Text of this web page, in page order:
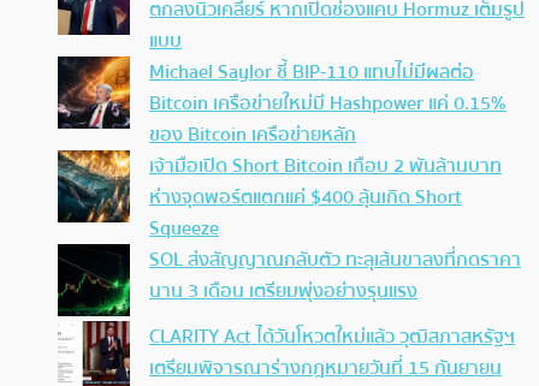
ตกลงนิวเคลียร์ หากเปิดช่องแคบ Hormuz เต็มรูป
แบบ
Michael Saylor ชี้ BIP-110 แทบไม่มีผลต่อ
Bitcoin เครือข่ายใหม่มี Hashpower แค่ 0.15%
ของ Bitcoin เครือข่ายหลัก
เจ้ามือเปิด Short Bitcoin เกือบ 2 พันล้านบาท
ห่างจุดพอร์ตแตกแค่ $400 ลุ้นเกิด Short
Squeeze
SOL ส่งสัญญาณกลับตัว ทะลุเส้นขาลงที่กดราคา
นาน 3 เดือน เตรียมพุ่งอย่างรุนแรง
CLARITY Act ได้วันโหวตใหม่แล้ว วุฒิสภาสหรัฐฯ
เตรียมพิจารณาร่างกฎหมายวันที่ 15 กันยายน